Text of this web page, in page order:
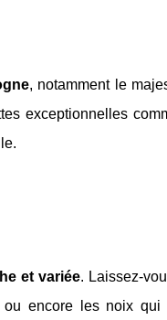
, notamment le
exceptionnelles
et variée. Laissez-
ou encore les noix qui